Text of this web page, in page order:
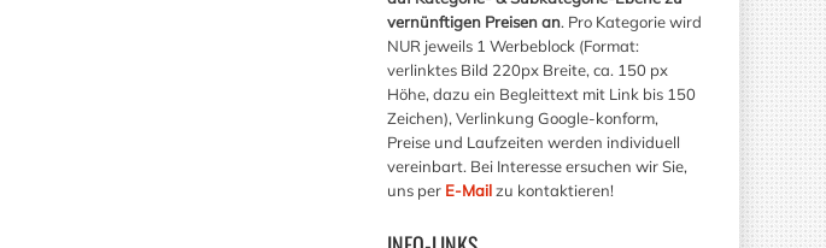
vernünftigen Preisen an. Pro Kategorie wird
NUR jeweils 1 Werbeblock (Format:
verlinktes Bild 220px Breite, ca. 150 px
Höhe, dazu ein Begleittext mit Link bis 150
Zeichen), Verlinkung Google-konform,
Preise und Laufzeiten werden individuell
vereinbart. Bei Interesse ersuchen wir Sie,
uns per E-Mailzu kontaktieren!